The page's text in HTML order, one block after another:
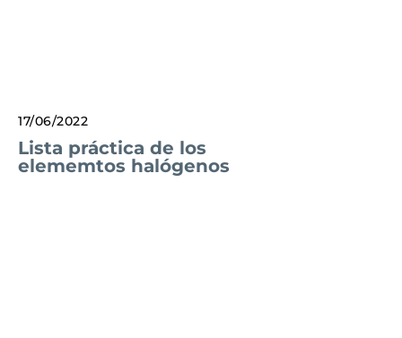
17/06/2022
Lista práctica de los
elememtos halógenos